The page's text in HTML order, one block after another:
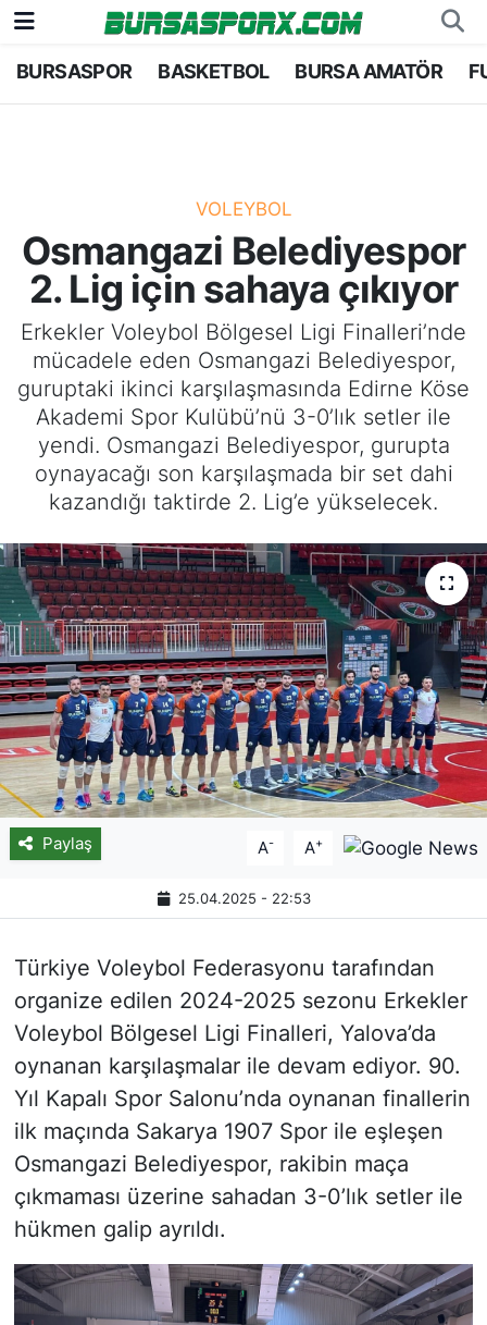
BURSASPOR BASKETBOL BURSA AMATÖR
VOLEYBOL
Osmangazi Belediyespor
2. Lig için sahaya çıkıyor
Erkekler Voleybol Bölgesel Ligi Finalleri’nde
mücadele eden Osmangazi Belediyespor,
guruptaki ikinci karşılaşmasında Edirne Köse
Akademi Spor Kulübü’nü 3-0’lık setler ile
yendi. Osmangazi Belediyespor, gurupta
oynayacağı son karşılaşmada bir set dahi
kazandığı taktirde 2. Lig’e yükselecek.
Paylaş A- A+
25.04.2025 - 22:53
Türkiye Voleybol Federasyonu tarafından
organize edilen 2024-2025 sezonu Erkekler
Voleybol Bölgesel Ligi Finalleri, Yalova’da
oynanan karşılaşmalar ile devam ediyor. 90.
Yıl Kapalı Spor Salonu’nda oynanan finallerin
ilk maçında Sakarya 1907 Spor ile eşleşen
Osmangazi Belediyespor, rakibin maça
çıkmaması üzerine sahadan 3-0’lık setler ile
hükmen galip ayrıldı.
Bursaspor
Bursa Amatör
Hentbol
Voleybol
Genel
Bursa Nöbetçi Eczaneler
Bursa Trafik Yoğunluk Haritası
TFF 1.Lig Puan Durumu ve Fikstür
Tüm Manşetler
Son Dakika Haberleri
Haber Arşivi